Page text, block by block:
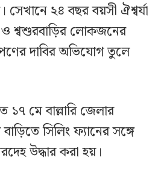
সেখানে ২৪ বছর বয়সী ঐশ্বর্যা
ও শ্বশুরবাড়ির লোকজনের
দাবির অভিযোগ তুলে
মে বাল্লারি জেলার
সিলিং ফ্যানের সঙ্গে
উদ্ধার করা হয়।